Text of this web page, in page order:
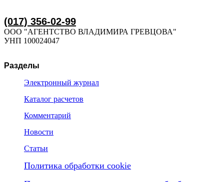
(017) 356-02-99
ООО "АГЕНТСТВО ВЛАДИМИРА ГРЕВЦОВА"
УНП 100024047
Разделы
Электронный журнал
Каталог расчетов
Комментарий
Новости
Статьи
Политика обработки cookie